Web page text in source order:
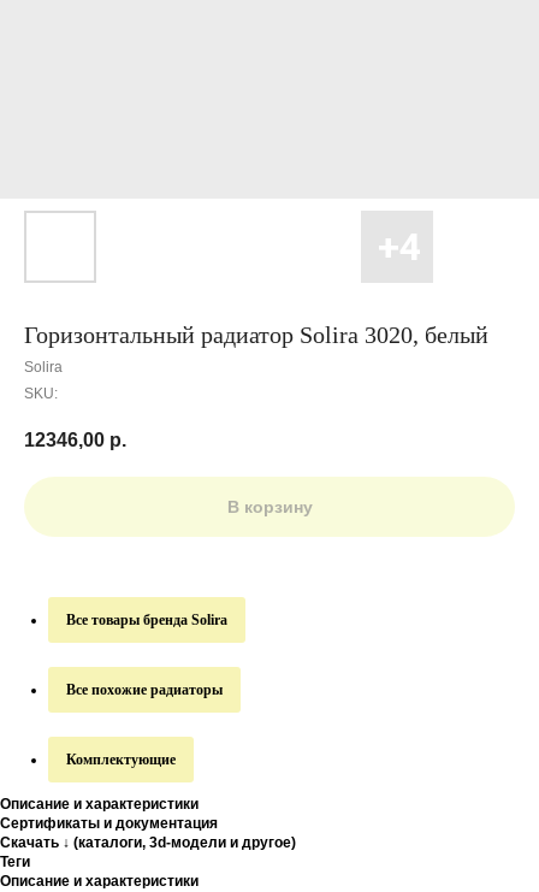
Горизонтальный радиатор Solira 3020, белый
Solira
SKU:
12346,00 р.
В корзину
Все товары бренда Solira
Все похожие радиаторы
Комплектующие
Описание и характеристики
Сертификаты и документация
Скачать ↓ (каталоги, 3d-модели и другое)
Теги
Описание и характеристики